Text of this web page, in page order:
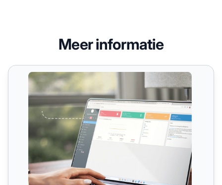
Meer informatie
Commissies